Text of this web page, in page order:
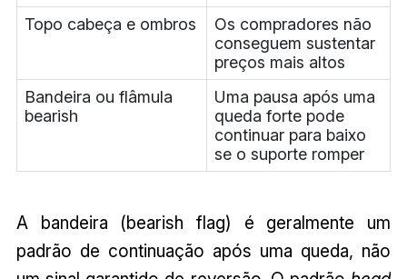
Topo cabeça e ombros
Os compradores não
conseguem sustentar
preços mais altos
Bandeira ou flâmula
bearish
Uma pausa após uma
queda forte pode
continuar para baixo
se o suporte romper
A bandeira (bearish flag) é geralmente um
padrão de continuação após uma queda, não